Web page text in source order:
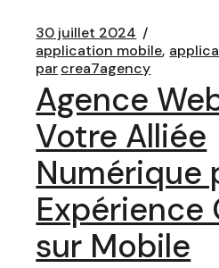
30 juillet 2024
application mobile
parcrea7agency
Agence
Votre Alliée
Numérique
Expérience
sur Mobile